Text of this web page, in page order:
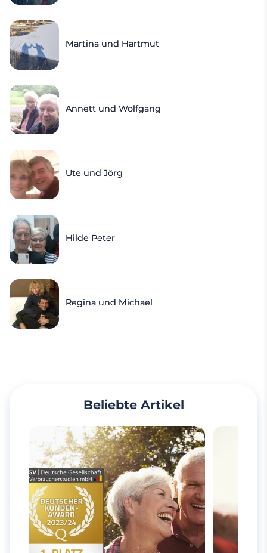
Martina und Hartmut
Annett und Wolfgang
Ute und Jörg
Hilde Peter
Regina und Michael
Beliebte Artikel